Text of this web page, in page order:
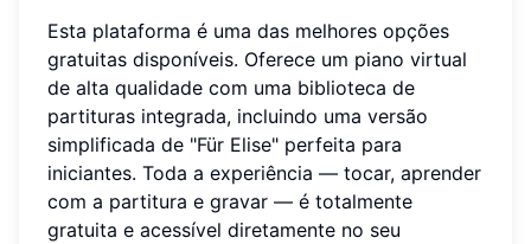
Esta plataforma é uma das melhores opções
gratuitas disponíveis. Oferece um piano virtual
de alta qualidade com uma biblioteca de
partituras integrada, incluindo uma versão
simplificada de "Für Elise" perfeita para
iniciantes. Toda a experiência — tocar, aprender
com a partitura e gravar — é totalmente
gratuita e acessível diretamente no seu